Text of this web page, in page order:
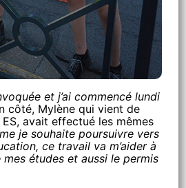
et j’ai commencé lundi
côté, Mylène qui vient de
avait effectué les mêmes
je souhaite poursuivre vers
ce travail va m’aider à
études et aussi le permis